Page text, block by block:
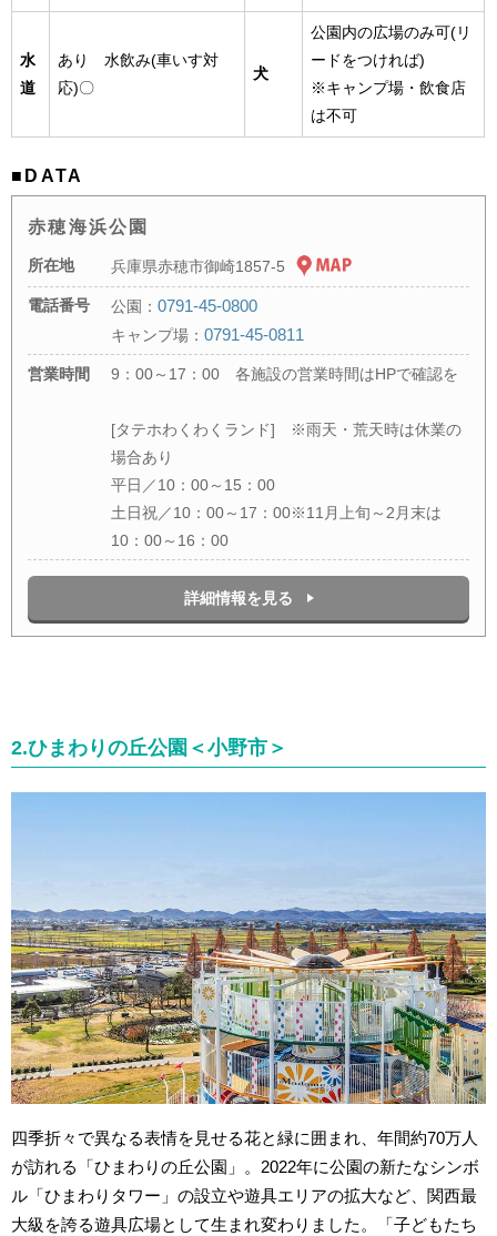
水
道
あり 水飲み(車いす対
応)〇
犬
公園内の広場のみ可(リ
ードをつければ)
※キャンプ場・飲食店
は不可
■DATA
赤穂海浜公園
所在地 兵庫県赤穂市御崎1857-5
電話番号 公園：0791-45-0800
キャンプ場：0791-45-0811
営業時間 9：00～17：00 各施設の営業時間はHPで確認を
[タテホわくわくランド] ※雨天・荒天時は休業の
場合あり
平日／10：00～15：00
土日祝／10：00～17：00※11月上旬～2月末は
10：00～16：00
詳細情報を見る
2.ひまわりの丘公園＜小野市＞
四季折々で異なる表情を見せる花と緑に囲まれ、年間約70万人
が訪れる「ひまわりの丘公園」。2022年に公園の新たなシンボ
ル「ひまわりタワー」の設立や遊具エリアの拡大など、関西最
大級を誇る遊具広場として生まれ変わりました。「子どもたち